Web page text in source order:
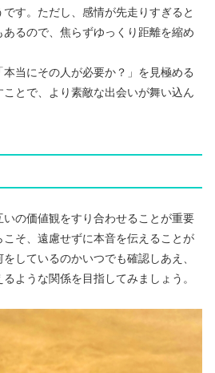
す。ただし、感情が先走りすぎると
るので、焦らずゆっくり距離を縮め
当にその人が必要か？」を見極める
とで、より素敵な出会いが舞い込ん
の価値観をすり合わせることが重要
そ、遠慮せずに本音を伝えることが
しているのかいつでも確認しあえ、
ような関係を目指してみましょう。